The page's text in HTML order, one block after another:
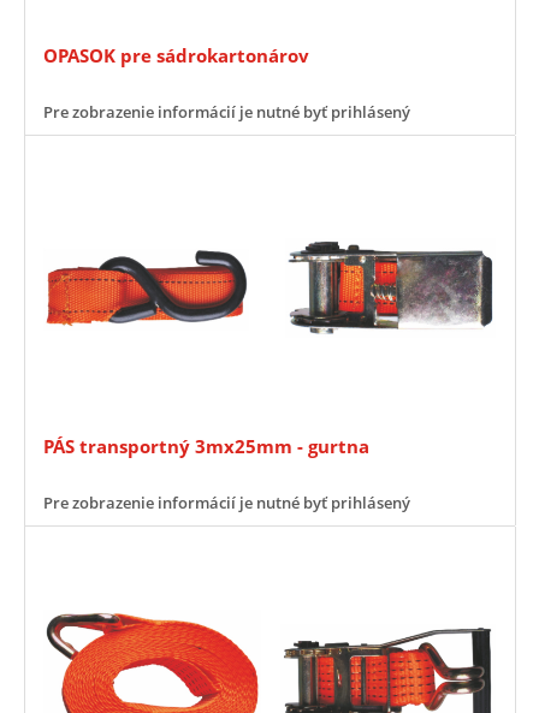
OPASOK pre sádrokartonárov
Pre zobrazenie informácií je nutné byť prihlásený
PÁS transportný 3mx25mm - gurtna
Pre zobrazenie informácií je nutné byť prihlásený